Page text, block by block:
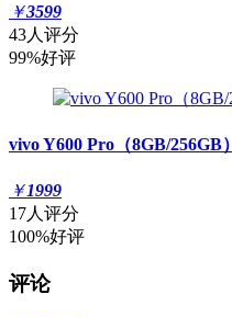
￥3599
43人评分
99%好评
vivo Y600 Pro（8GB/256GB）
￥1999
17人评分
100%好评
评论